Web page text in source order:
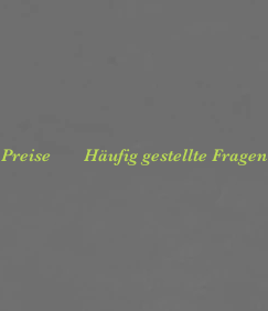
Preise Häufig gestellte Fragen